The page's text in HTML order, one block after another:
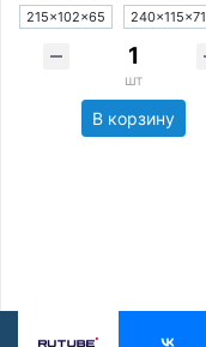
215×102×65 240×115×71
шт
В корзину